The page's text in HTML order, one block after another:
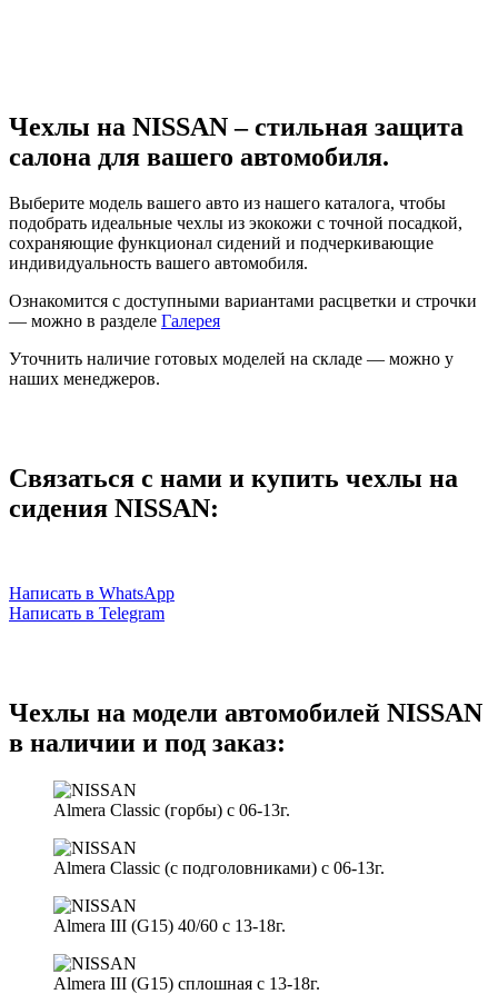
Чехлы на NISSAN – стильная защита
салона для вашего автомобиля.
Выберите модель вашего авто из нашего каталога, чтобы
подобрать идеальные чехлы из экокожи с точной посадкой,
сохраняющие функционал сидений и подчеркивающие
индивидуальность вашего автомобиля.
Ознакомится с доступными вариантами расцветки и строчки
— можно в разделе Галерея
Уточнить наличие готовых моделей на складе — можно у
наших менеджеров.
Связаться с нами и купить чехлы на
сидения NISSAN:
Написать в WhatsApp
Написать в Telegram
Чехлы на модели автомобилей NISSAN
в наличии и под заказ:
Almera Classic (горбы) с 06-13г.
Almera Classic (с подголовниками) с 06-13г.
Almera III (G15) 40/60 с 13-18г.
Almera III (G15) сплошная с 13-18г.